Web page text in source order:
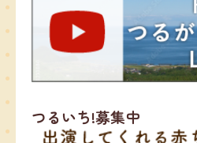
つるいち!募集中